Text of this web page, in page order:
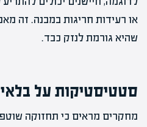
או רעידות חריגות במבנה. זה
שהיא גורמת לנזק כבד.
סטטיסטיקות על
מחקרים מראים כי תחזוקה